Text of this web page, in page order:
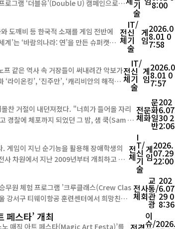
기
술
8:00
도깨비 등 한국적 소재를 게임 전반에
전
체
IT/
신
기
술
게
임
2026.0
8.01 0
7:58
같은 역사 속 거장들이 써내려간 악보가
이온킹’, ‘진주만’, ‘캐리비안의 해적’
전
체
IT/
신
기
술
게
임
2026.0
8.01 0
7:57
졌다. "너희가 들어올 자리
전
체
문
화
문
화
일
반
202
30 2
2:06
사 차원에서 지난 2009년부터 개최하고 있
전
체
I
T/
신
기
술
게
임
2026.
07.29
22:00
무원 체험 프로그램 ’크루클래스(Crew Clas 전
체
사
회
교
통/
관
광
202
29 0
8:36
스타’ 개최
노 매직 아트 페스타(Magic Art Festa)’를
이
슈/2026.